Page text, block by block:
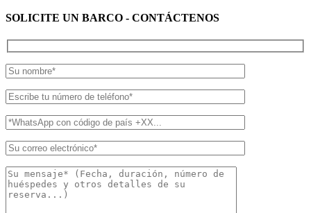
SOLICITE UN BARCO - CONTÁCTENOS